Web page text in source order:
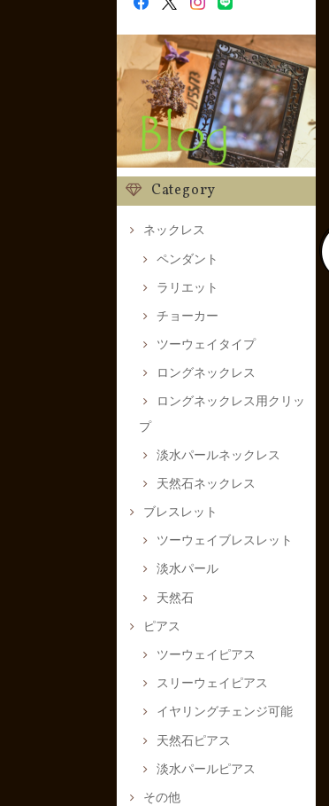
Category
ネックレス
ペンダント
ラリエット
チョーカー
ツーウェイタイプ
ロングネックレス
ロングネックレス用クリッ
プ
淡水パールネックレス
天然石ネックレス
ブレスレット
ツーウェイブレスレット
淡水パール
天然石
ピアス
ツーウェイピアス
スリーウェイピアス
イヤリングチェンジ可能
天然石ピアス
淡水パールピアス
その他